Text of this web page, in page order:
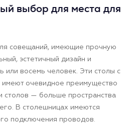
выбор для места для
совещаний, имеющие прочную
эстетичный дизайн и
или восемь человек. Эти столы с
имеют очевидное преимущество
столов — больше пространства
В столешницах имеются
подключения проводов.